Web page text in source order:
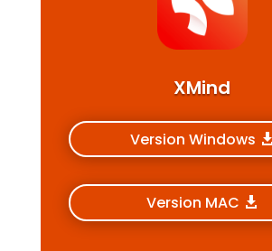
XMind
Version Windows
Version MAC